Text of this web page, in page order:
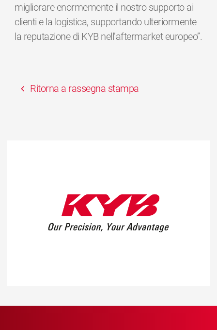
migliorare enormemente il nostro supporto ai
clienti e la logistica, supportando ulteriormente
la reputazione di KYB nell’aftermarket europeo”.
Ritorna a rassegna stampa